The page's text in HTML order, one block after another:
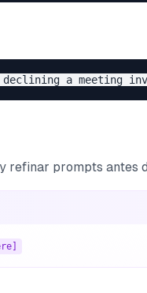
refinar prompts antes